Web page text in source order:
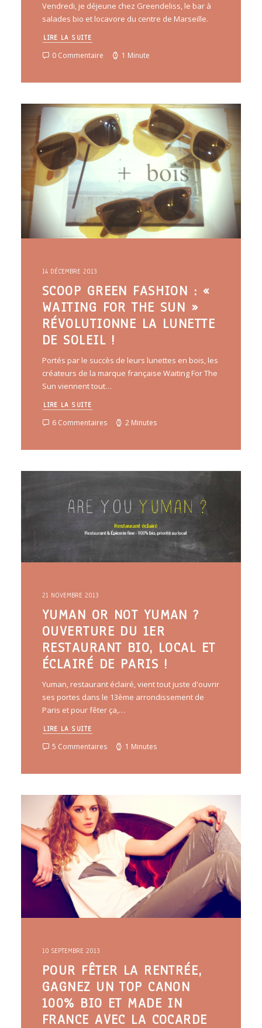
Vendredi, je déjeune chez Greendeliss, le bar à
salades bio et locavore du centre de Marseille.
LIRE LA SUITE
0 Commentaire 1 Minute
14 DÉCEMBRE 2013
SCOOP GREEN FASHION : «
WAITING FOR THE SUN »
RÉVOLUTIONNE LA LUNETTE
DE SOLEIL !
Portés par le succès de leurs lunettes en bois, les
créateurs de la marque française Waiting For The
Sun viennent tout…
LIRE LA SUITE
6 Commentaires 2 Minutes
21 NOVEMBRE 2013
YUMAN OR NOT YUMAN ?
OUVERTURE DU 1ER
RESTAURANT BIO, LOCAL ET
ÉCLAIRÉ DE PARIS !
Yuman, restaurant éclairé, vient tout juste d'ouvrir
ses portes dans le 13ème arrondissement de
Paris et pour fêter ça,…
LIRE LA SUITE
5 Commentaires 1 Minutes
10 SEPTEMBRE 2013
POUR FÊTER LA RENTRÉE,
GAGNEZ UN TOP CANON
100% BIO ET MADE IN
FRANCE AVEC LA COCARDE